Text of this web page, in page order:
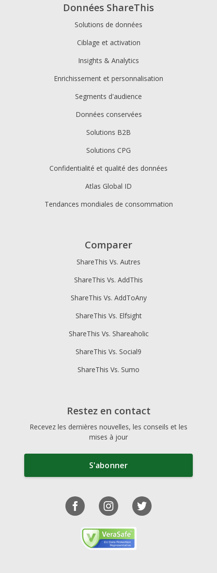
Données ShareThis
Solutions de données
Ciblage et activation
Insights & Analytics
Enrichissement et personnalisation
Segments d'audience
Données conservées
Solutions B2B
Solutions CPG
Confidentialité et qualité des données
Atlas Global ID
Tendances mondiales de consommation
Comparer
ShareThis Vs. Autres
ShareThis Vs. AddThis
ShareThis Vs. AddToAny
ShareThis Vs. Elfsight
ShareThis Vs. Shareaholic
ShareThis Vs. Social9
ShareThis Vs. Sumo
Restez en contact
Recevez les dernières nouvelles, les conseils et les
mises à jour
S'abonner